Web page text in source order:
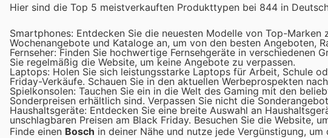
Hier sind die Top 5 meistverkauften Produkttypen bei 844 in
Smartphones: Entdecken Sie die neuesten Modelle von Top-Marken
Wochenangebote und Kataloge an, um von den besten Angeboten,
Fernseher: Finden Sie hochwertige Fernsehgeräte in verschiedenen
Sie regelmäßig die Website, um keine Angebote zu verpassen.
Laptops: Holen Sie sich leistungsstarke Laptops für Arbeit, Schule
Friday-Verkäufe. Schauen Sie in den aktuellen Werbeprospekten
Spielkonsolen: Tauchen Sie ein in die Welt des Gaming mit den
Sonderpreisen erhältlich sind. Verpassen Sie nicht die
Haushaltsgeräte: Entdecken Sie eine breite Auswahl an
unschlagbaren Preisen am Black Friday. Besuchen Sie die Website,
Finde einen Bosch in deiner Nähe und nutze jede Vergünstigung,